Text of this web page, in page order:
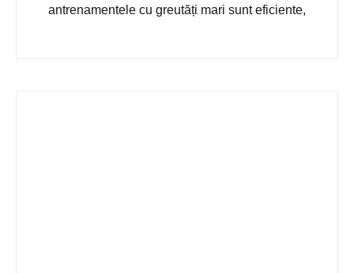
antrenamentele cu greutăți mari sunt eficiente,